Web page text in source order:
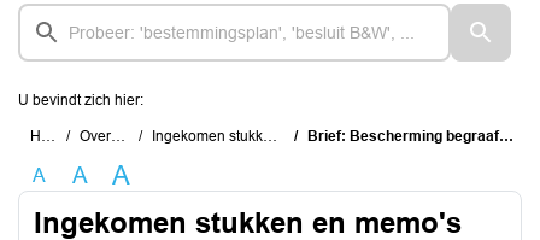
U bevindt zich hier:
Home Overzichten Ingekomen stukken en memo's Brief: Bescherming begraafplaats Middenmeer
A A A
Ingekomen stukken en memo's